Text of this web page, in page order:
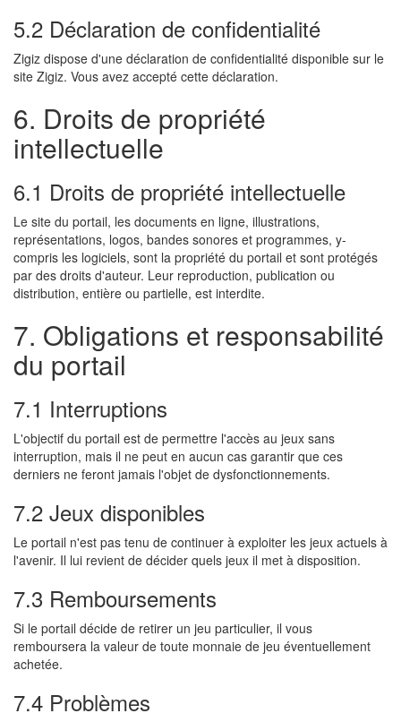
5.2 Déclaration de confidentialité
Zigiz dispose d'une déclaration de confidentialité disponible sur le
site Zigiz. Vous avez accepté cette déclaration.
6. Droits de propriété
intellectuelle
6.1 Droits de propriété intellectuelle
Le site du portail, les documents en ligne, illustrations,
représentations, logos, bandes sonores et programmes, y-
compris les logiciels, sont la propriété du portail et sont protégés
par des droits d'auteur. Leur reproduction, publication ou
distribution, entière ou partielle, est interdite.
7. Obligations et responsabilité
du portail
7.1 Interruptions
L'objectif du portail est de permettre l'accès au jeux sans
interruption, mais il ne peut en aucun cas garantir que ces
derniers ne feront jamais l'objet de dysfonctionnements.
7.2 Jeux disponibles
Le portail n'est pas tenu de continuer à exploiter les jeux actuels à
l'avenir. Il lui revient de décider quels jeux il met à disposition.
7.3 Remboursements
Si le portail décide de retirer un jeu particulier, il vous
remboursera la valeur de toute monnaie de jeu éventuellement
achetée.
7.4 Problèmes